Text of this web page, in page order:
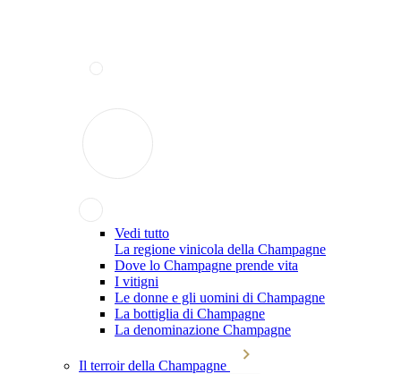
Vedi tutto
La regione vinicola della Champagne
Dove lo Champagne prende vita
I vitigni
Le donne e gli uomini di Champagne
La bottiglia di Champagne
La denominazione Champagne
Il terroir della Champagne